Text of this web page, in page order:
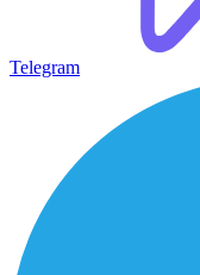
Telegram